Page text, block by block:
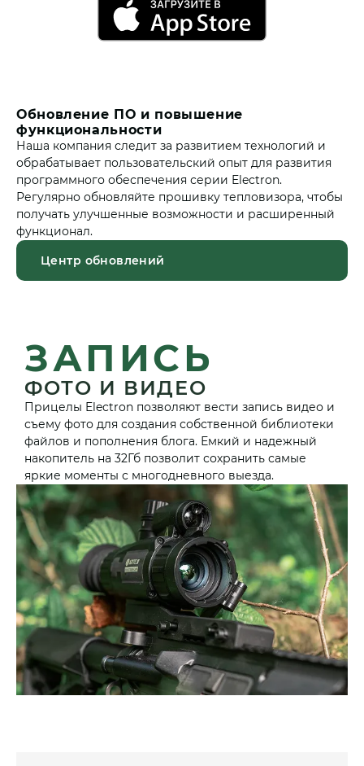
Обновление ПО и повышение
функциональности
Наша компания следит за развитием технологий и
обрабатывает пользовательский опыт для развития
программного обеспечения серии Electron.
Регулярно обновляйте прошивку тепловизора, чтобы
получать улучшенные возможности и расширенный
функционал.
Центр обновлений
ЗАПИСЬ
ФОТО И ВИДЕО
Прицелы Electron позволяют вести запись видео и
съему фото для создания собственной библиотеки
файлов и пополнения блога. Емкий и надежный
накопитель на 32Гб позволит сохранить самые
яркие моменты с многодневного выезда.